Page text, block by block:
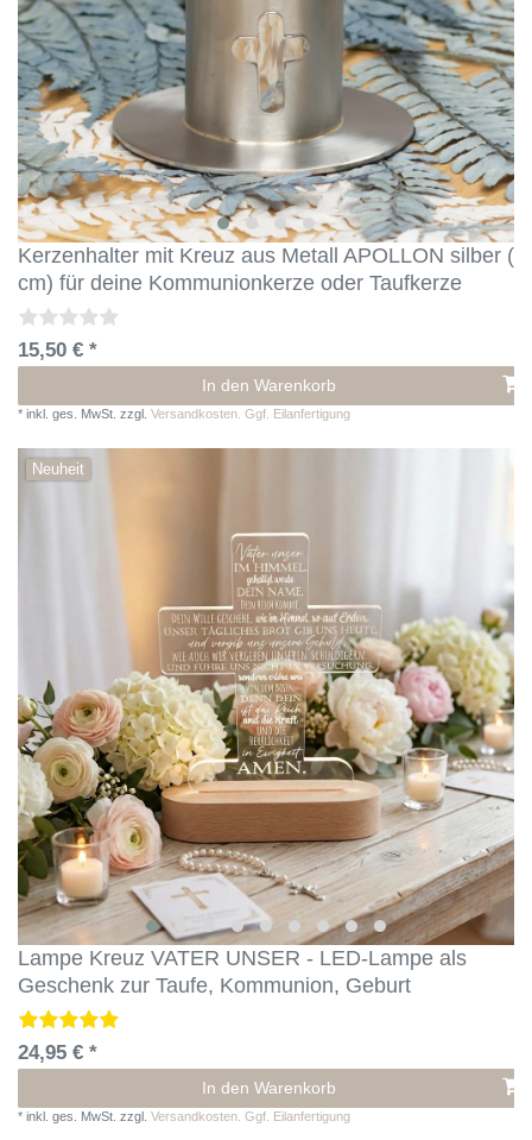
Kerzenhalter mit Kreuz aus Metall APOLLON silber (4
cm) für deine Kommunionkerze oder Taufkerze
15,50 € *
In den Warenkorb
* inkl. ges. MwSt. zzgl. Versandkosten. Ggf. Eilanfertigung
Neuheit
Lampe Kreuz VATER UNSER - LED-Lampe als
Geschenk zur Taufe, Kommunion, Geburt
24,95 € *
In den Warenkorb
* inkl. ges. MwSt. zzgl. Versandkosten. Ggf. Eilanfertigung